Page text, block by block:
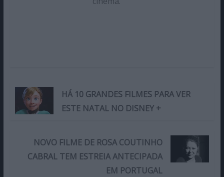
HÁ 10 GRANDES FILMES PARA VER
ESTE NATAL NO DISNEY +
NOVO FILME DE ROSA COUTINHO
CABRAL TEM ESTREIA ANTECIPADA
EM PORTUGAL